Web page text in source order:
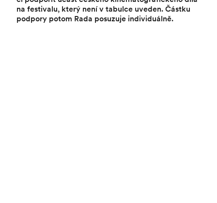
na festivalu, který není v tabulce uveden. Částku
podpory potom Rada posuzuje individuálně.